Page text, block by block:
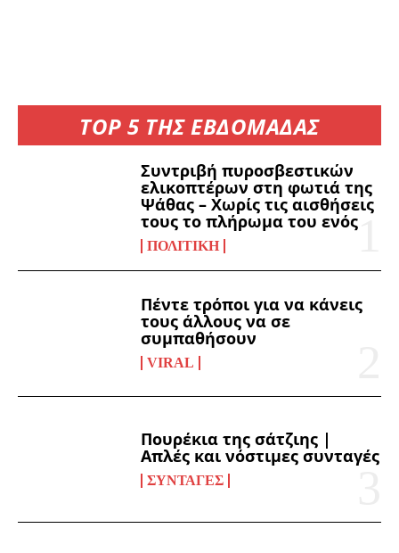
TOP 5 ΤΗΣ ΕΒΔΟΜΑΔΑΣ
Συντριβή πυροσβεστικών
ελικοπτέρων στη φωτιά της
Ψάθας – Χωρίς τις αισθήσεις
τους το πλήρωμα του ενός
ΠΟΛΙΤΙΚΉ
Πέντε τρόποι για να κάνεις
τους άλλους να σε
συμπαθήσουν
VIRAL
Πουρέκια της σάτζιης |
Απλές και νόστιμες συνταγές
ΣΥΝΤΑΓΈΣ